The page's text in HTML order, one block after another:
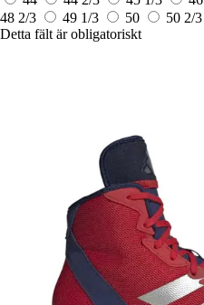
48 2/3
49 1/3 50 50 2/3
Detta fält är obligatoriskt